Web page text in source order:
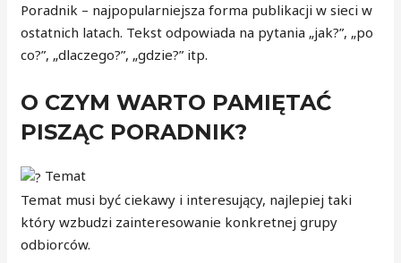
Poradnik – najpopularniejsza forma publikacji w sieci w
ostatnich latach. Tekst odpowiada na pytania „jak?”, „po
co?”, „dlaczego?”, „gdzie?” itp.
O CZYM WARTO PAMIĘTAĆ
PISZĄC PORADNIK?
Temat
Temat musi być ciekawy i interesujący, najlepiej taki
który wzbudzi zainteresowanie konkretnej grupy
odbiorców.